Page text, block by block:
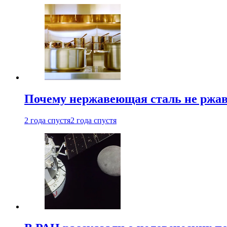
Почему нержавеющая сталь не
2 года спустя2 года спустя